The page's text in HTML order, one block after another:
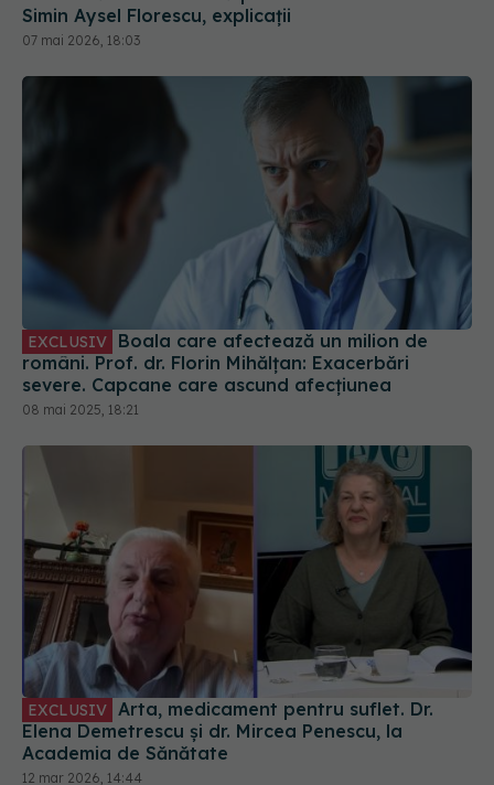
Simin Aysel Florescu, explicații
07 mai 2026, 18:03
EXCLUSIV
români. Prof. dr. Florin Mihălțan: Exacerbări
severe. Capcane care ascund afecțiunea
08 mai 2025, 18:21
EXCLUSIV
Elena Demetrescu și dr. Mircea Penescu, la
Academia de Sănătate
12 mar 2026, 14:44